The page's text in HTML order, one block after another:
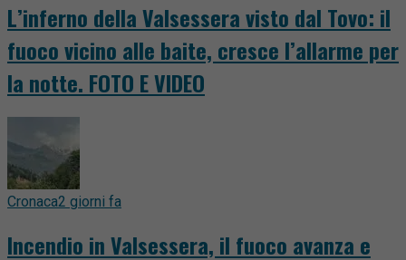
L’inferno della Valsessera visto dal Tovo: il
fuoco vicino alle baite, cresce l’allarme per
la notte. FOTO E VIDEO
Cronaca2 giorni fa
Incendio in Valsessera, il fuoco avanza e